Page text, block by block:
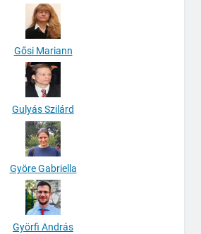
Gősi Mariann
Gulyás Szilárd
Györe Gabriella
Györfi András